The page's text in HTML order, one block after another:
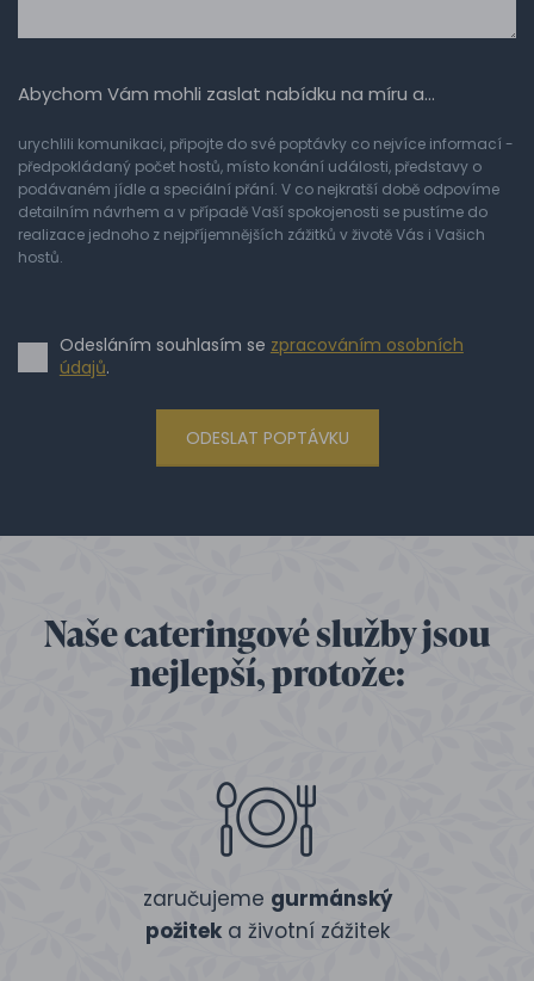
Abychom Vám mohli zaslat nabídku na míru a…
urychlili komunikaci, připojte do své poptávky co nejvíce informací -
předpokládaný počet hostů, místo konání události, představy o
podávaném jídle a speciální přání. V co nejkratší době odpovíme
detailním návrhem a v případě Vaší spokojenosti se pustíme do
realizace jednoho z nejpříjemnějších zážitků v životě Vás i Vašich
hostů.
Odesláním souhlasím se zpracováním osobních
údajů.
ODESLAT POPTÁVKU
Naše cateringové služby jsou
nejlepší, protože:
zaručujeme gurmánský
požiteka životní zážitek